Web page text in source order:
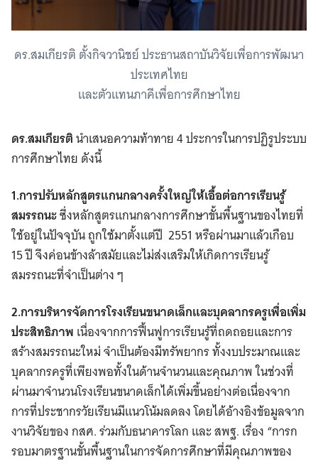
ดร.สมเกียรติ ตั้งกิจวานิชย์ ประธานสถาบันวิจัยเพื่อการพัฒนา
ประเทศไทย
และตัวแทนภาคีเพื่อการศึกษาไทย
ดร.สมเกียรตินำเสนอความท้าทาย 4 ประการในการปฏิรูประบบ
การศึกษาไทย ดังนี้
1.การปรับหลักสูตรแกนกลางครั้งใหญ่ให้เอื้อต่อการเรียนรู้
สมรรถนะซึ่งหลักสูตรแกนกลางการศึกษาขั้นพื้นฐานของไทยที่
ใช้อยู่ในปัจจุบัน ถูกใช้มาตั้งแต่ปี 2551 หรือผ่านมาแล้วเกือบ
15 ปี จึงค่อนข้างล้าสมัยและไม่ส่งเสริมให้เกิดการเรียนรู้
สมรรถนะที่จำเป็นต่าง ๆ
2.การบริหารจัดการโรงเรียนขนาดเล็กและบุคลากรครูเพื่อเพิ่ม
ประสิทธิภาพ เนื่องจากการฟื้นฟูการเรียนรู้ที่ถดถอยและการ
สร้างสมรรถนะใหม่ จำเป็นต้องมีทรัพยากร ทั้งงบประมาณและ
บุคลากรครูที่เพียงพอทั้งในด้านจำนวนและคุณภาพ ในช่วงที่
ผ่านมาจำนวนโรงเรียนขนาดเล็กได้เพิ่มขึ้นอย่างต่อเนื่องจาก
การที่ประชากรวัยเรียนมีแนวโน้มลดลง โดยได้อ้างอิงข้อมูลจาก
งานวิจัยของ กสศ. ร่วมกับธนาคารโลก และ สพฐ. เรื่อง “การก
รอบมาตรฐานขั้นพื้นฐานในการจัดการศึกษาที่มีคุณภาพของ